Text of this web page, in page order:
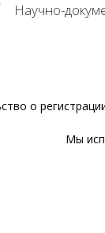
Научно-
о
Мы